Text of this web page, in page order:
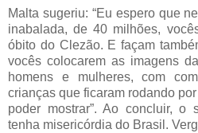
Malta sugeriu: “Eu espero que
inabalada, de 40 milhões,
óbito do Clezão. E façam
vocês colocarem as imagens
homens e mulheres, com
crianças que ficaram rodando
poder mostrar”. Ao concluir, o
tenha misericórdia do Brasil.